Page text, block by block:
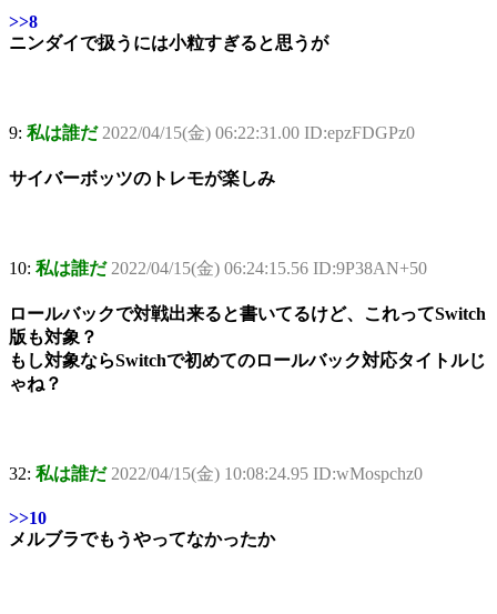
>>8
ニンダイで扱うには小粒すぎると思うが
9: 私は誰だ 2022/04/15(金) 06:22:31.00 ID:epzFDGPz0
サイバーボッツのトレモが楽しみ
10: 私は誰だ 2022/04/15(金) 06:24:15.56 ID:9P38AN+50
ロールバックで対戦出来ると書いてるけど、これってSwitch
版も対象？
もし対象ならSwitchで初めてのロールバック対応タイトルじ
ゃね？
32: 私は誰だ 2022/04/15(金) 10:08:24.95 ID:wMospchz0
>>10
メルブラでもうやってなかったか